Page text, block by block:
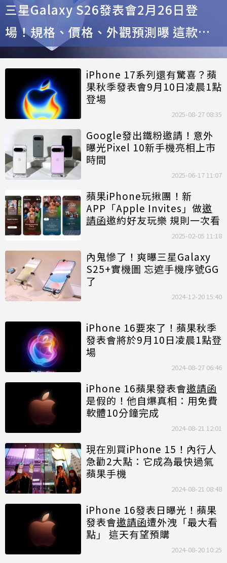
三星Galaxy S26發表會2月26日登
場！規格、價格、外觀預測曝 這款有
新紫色
iPhone 17系列還有驚喜？蘋
果秋季發表會9月10日凌晨1點
登場
2025-08-27 08:35
Google發出鐵粉邀請！意外
曝光Pixel 10新手機亮相上市
時間
2025-06-17 11:07
蘋果iPhone玩揪團！新
APP「Apple Invites」做邀
請函邀約好友玩樂 規則一次看
2025-02-05 11:18
內鬼慘了！爽曝三星Galaxy
S25+實機圖 忘遮手機序號GG
了
2024-12-20 15:40
iPhone 16要來了！蘋果秋季
發表會將於9月10日凌晨1點登
場
2024-08-27 06:46
iPhone 16蘋果發表會邀請函
是假的！他自爆真相：用免費
軟體10分鐘完成
2024-08-21 12:01
現在別買iPhone 15！內行人
急勸2大點：它成為最快過氣
蘋果手機
2024-08-21 08:48
iPhone 16發表日曝光！蘋果
發表會邀請函遭外洩「最大看
點」 這天有望預購
2024-08-20 10:25